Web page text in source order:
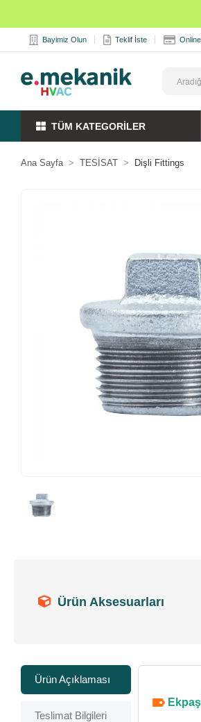
Bayimiz Olun Teklif İste
TÜM KATEGORİLER
Ana Sayfa TESİSAT Dişli Fittings
Ürün Aksesuarları
Ürün Açıklaması
Teslimat Bilgileri